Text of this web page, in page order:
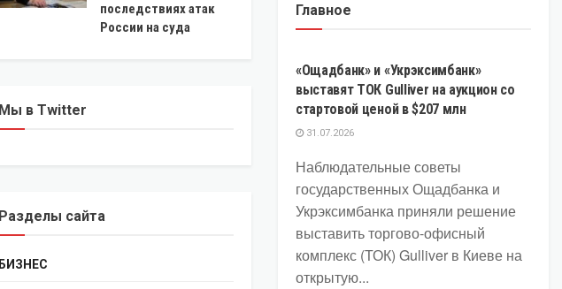
последствиях атак
России на суда
Мы в Twitter
Разделы сайта
БИЗНЕС
Главное
ЭКОНОМИКА
«Ощадбанк» и «Укрэксимбанк»
выставят ТОК Gulliver на аукцион со
стартовой ценой в $207 млн
31.07.2026
Наблюдательные советы
государственных Ощадбанка и
Укрэксимбанка приняли решение
выставить торгово-офисный
комплекс (ТОК) Gulliver в Киеве на
открытую...